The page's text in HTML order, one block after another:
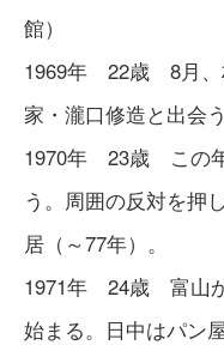
館）
1969年 22歳 8月、
家・瀧口修造と出会
1970年 23歳 この
う。周囲の反対を押
居（～77年）。
1971年 24歳 富山
始まる。日中はパン